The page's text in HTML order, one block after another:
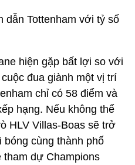
dẫn Tottenham với tỷ số
hiện gặp bất lợi so với
đua giành một vị trí
chỉ có 58 điểm và
hạng. Nếu không thể
HLV Villas-Boas sẽ trở
bóng cùng thành phố
tham dự Champions